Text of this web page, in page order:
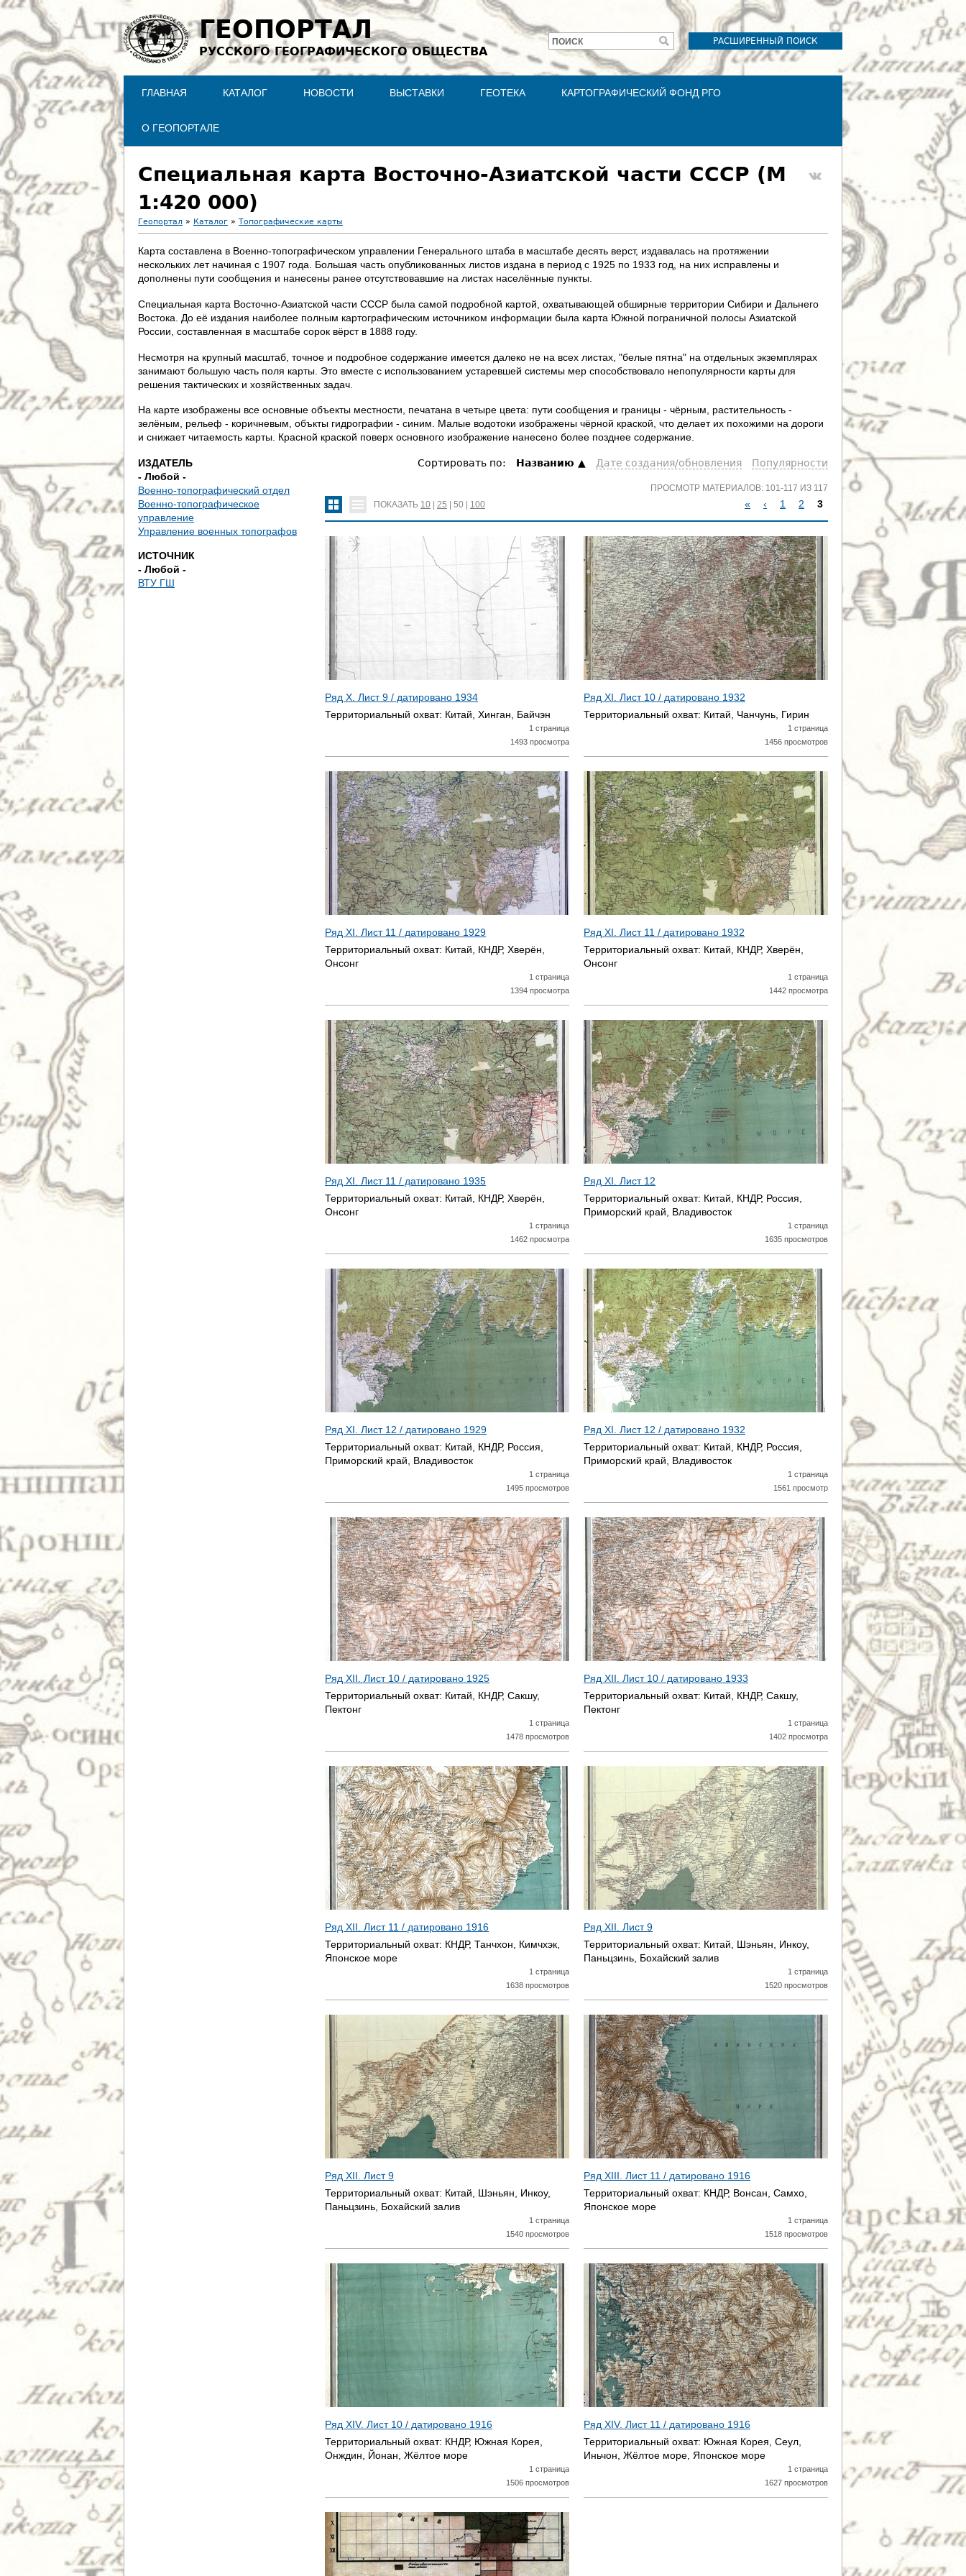
Jump to navigation
ГЕОПОРТАЛ
РУССКОГО ГЕОГРАФИЧЕСКОГО ОБЩЕСТВА
РАСШИРЕННЫЙ ПОИСК
Форма
поиска
ПОИСК
ГЛАВНАЯ КАТАЛОГ НОВОСТИ ВЫСТАВКИ ГЕОТЕКА КАРТОГРАФИЧЕСКИЙ ФОНД РГО
О ГЕОПОРТАЛЕ
Специальная карта Восточно-Азиатской части СССР (М
1:420 000)
В
ы
з
д
е
с
ь
Геопортал » Каталог » Топографические карты
Карта составлена в Военно-топографическом управлении Генерального штаба в масштабе десять верст, издавалась на протяжении
нескольких лет начиная с 1907 года. Большая часть опубликованных листов издана в период с 1925 по 1933 год, на них исправлены и
дополнены пути сообщения и нанесены ранее отсутствовавшие на листах населённые пункты.
Специальная карта Восточно-Азиатской части СССР была самой подробной картой, охватывающей обширные территории Сибири и Дальнего
Востока. До её издания наиболее полным картографическим источником информации была карта Южной пограничной полосы Азиатской
России, составленная в масштабе сорок вёрст в 1888 году.
Несмотря на крупный масштаб, точное и подробное содержание имеется далеко не на всех листах, "белые пятна" на отдельных экземплярах
занимают большую часть поля карты. Это вместе с использованием устаревшей системы мер способствовало непопулярности карты для
решения тактических и хозяйственных задач.
На карте изображены все основные объекты местности, печатана в четыре цвета: пути сообщения и границы - чёрным, растительность -
зелёным, рельеф - коричневым, объкты гидрографии - синим. Малые водотоки изображены чёрной краской, что делает их похожими на дороги
и снижает читаемость карты. Красной краской поверх основного изображение нанесено более позднее содержание.
ИЗДАТЕЛЬ
- Любой -
Военно-топографический отдел
Военно-топографическое
управление
Управление военных топографов
ИСТОЧНИК
- Любой -
ВТУ ГШ
Сортировать по: Hазванию Дате создания/обновления Популярности
ПОКАЗАТЬ 10 25 50 100
ПРОСМОТР МАТЕРИАЛОВ: 101-117 ИЗ 117
С
Т
Р
А
Н
И
Ц
Ы
« ‹ 1 2 3
Ряд X. Лист 9 / датировано 1934
Территориальный охват: Китай, Хинган, Байчэн
1 страница
1493 просмотра
Ряд XI. Лист 10 / датировано 1932
Территориальный охват: Китай, Чанчунь, Гирин
1 страница
1456 просмотров
Ряд XI. Лист 11 / датировано 1929
Территориальный охват: Китай, КНДР, Хверён,
Онсонг
1 страница
1394 просмотра
Ряд XI. Лист 11 / датировано 1932
Территориальный охват: Китай, КНДР, Хверён,
Онсонг
1 страница
1442 просмотра
Ряд XI. Лист 11 / датировано 1935
Территориальный охват: Китай, КНДР, Хверён,
Онсонг
1 страница
1462 просмотра
Ряд XI. Лист 12
Территориальный охват: Китай, КНДР, Россия,
Приморский край, Владивосток
1 страница
1635 просмотров
Ряд XI. Лист 12 / датировано 1929
Территориальный охват: Китай, КНДР, Россия,
Приморский край, Владивосток
1 страница
1495 просмотров
Ряд XI. Лист 12 / датировано 1932
Территориальный охват: Китай, КНДР, Россия,
Приморский край, Владивосток
1 страница
1561 просмотр
Ряд XII. Лист 10 / датировано 1925
Территориальный охват: Китай, КНДР, Сакшу,
Пектонг
1 страница
1478 просмотров
Ряд XII. Лист 10 / датировано 1933
Территориальный охват: Китай, КНДР, Сакшу,
Пектонг
1 страница
1402 просмотра
Ряд XII. Лист 11 / датировано 1916
Территориальный охват: КНДР, Танчхон, Кимчхэк,
Японское море
1 страница
1638 просмотров
Ряд XII. Лист 9
Территориальный охват: Китай, Шэньян, Инкоу,
Паньцзинь, Бохайский залив
1 страница
1520 просмотров
Ряд XII. Лист 9
Территориальный охват: Китай, Шэньян, Инкоу,
Паньцзинь, Бохайский залив
1 страница
1540 просмотров
Ряд XIII. Лист 11 / датировано 1916
Территориальный охват: КНДР, Вонсан, Самхо,
Японское море
1 страница
1518 просмотров
Ряд XIV. Лист 10 / датировано 1916
Территориальный охват: КНДР, Южная Корея,
Онждин, Йонан, Жёлтое море
1 страница
1506 просмотров
Ряд XIV. Лист 11 / датировано 1916
Территориальный охват: Южная Корея, Сеул,
Иньчон, Жёлтое море, Японское море
1 страница
1627 просмотров